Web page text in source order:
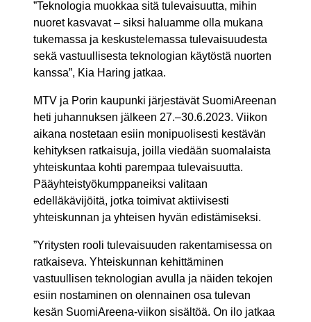
”Teknologia muokkaa sitä tulevaisuutta, mihin
nuoret kasvavat – siksi haluamme olla mukana
tukemassa ja keskustelemassa tulevaisuudesta
sekä vastuullisesta teknologian käytöstä nuorten
kanssa”, Kia Haring jatkaa.
MTV ja Porin kaupunki järjestävät SuomiAreenan
heti juhannuksen jälkeen 27.–30.6.2023. Viikon
aikana nostetaan esiin monipuolisesti kestävän
kehityksen ratkaisuja, joilla viedään suomalaista
yhteiskuntaa kohti parempaa tulevaisuutta.
Pääyhteistyökumppaneiksi valitaan
edelläkävijöitä, jotka toimivat aktiivisesti
yhteiskunnan ja yhteisen hyvän edistämiseksi.
”Yritysten rooli tulevaisuuden rakentamisessa on
ratkaiseva. Yhteiskunnan kehittäminen
vastuullisen teknologian avulla ja näiden tekojen
esiin nostaminen on olennainen osa tulevan
kesän SuomiAreena-viikon sisältöä. On ilo jatkaa